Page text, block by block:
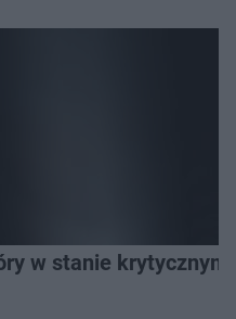
w stanie